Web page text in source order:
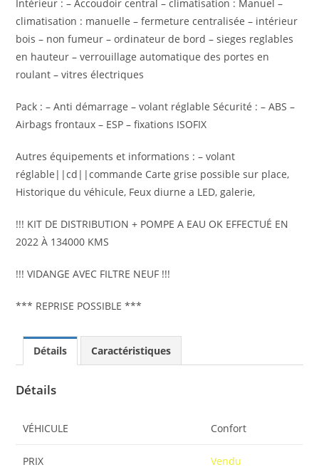
Intérieur : – Accoudoir central – climatisation : Manuel –
climatisation : manuelle – fermeture centralisée – intérieur
bois – non fumeur – ordinateur de bord – sieges reglables
en hauteur – verrouillage automatique des portes en
roulant – vitres électriques
Pack : – Anti démarrage – volant réglable Sécurité : – ABS –
Airbags frontaux – ESP – fixations ISOFIX
Autres équipements et informations : – volant
réglable||cd||commande Carte grise possible sur place,
Historique du véhicule, Feux diurne a LED, galerie,
!!! KIT DE DISTRIBUTION + POMPE A EAU OK EFFECTUÉ EN
2022 À 134000 KMS
!!! VIDANGE AVEC FILTRE NEUF !!!
*** REPRISE POSSIBLE ***
Détails Caractéristiques
Détails
VÉHICULE Confort
PRIX Vendu